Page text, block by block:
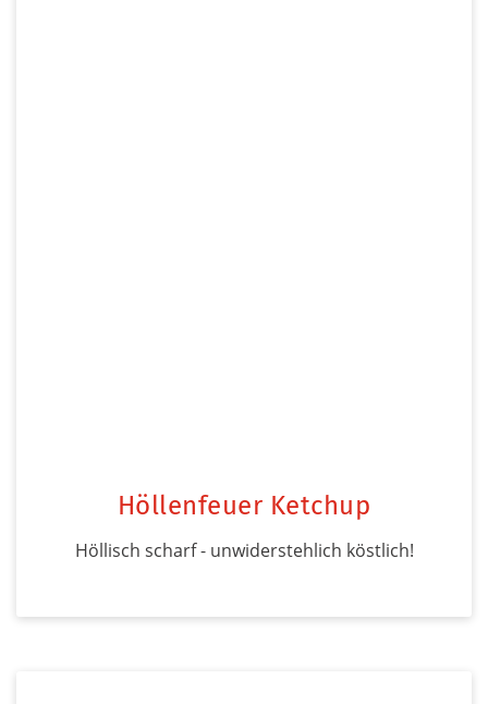
Höllenfeuer Ketchup
Höllisch scharf - unwiderstehlich köstlich!